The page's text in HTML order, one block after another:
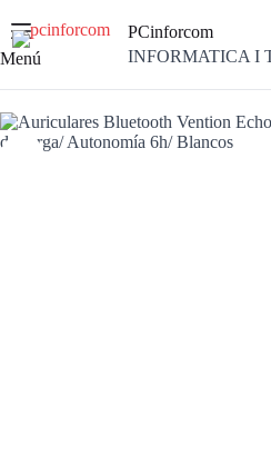
contenido
Menú
PCinforcom
INFORMATICA I